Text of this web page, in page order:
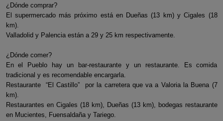
¿Dónde comprar?
El supermercado más próximo está en Dueñas (13 km) y Cigales (18
km).
Valladolid y Palencia están a 29 y 25 km respectivamente.
¿Dónde comer?
En el Pueblo hay un bar-restaurante y un restaurante. Es comida
tradicional y es recomendable encargarla.
Restaurante “El Castillo” por la carretera que va a Valoria la Buena (7
km).
Restaurantes en Cigales (18 km), Dueñas (13 km), bodegas restaurante
en Mucientes, Fuensaldaña y Tariego.